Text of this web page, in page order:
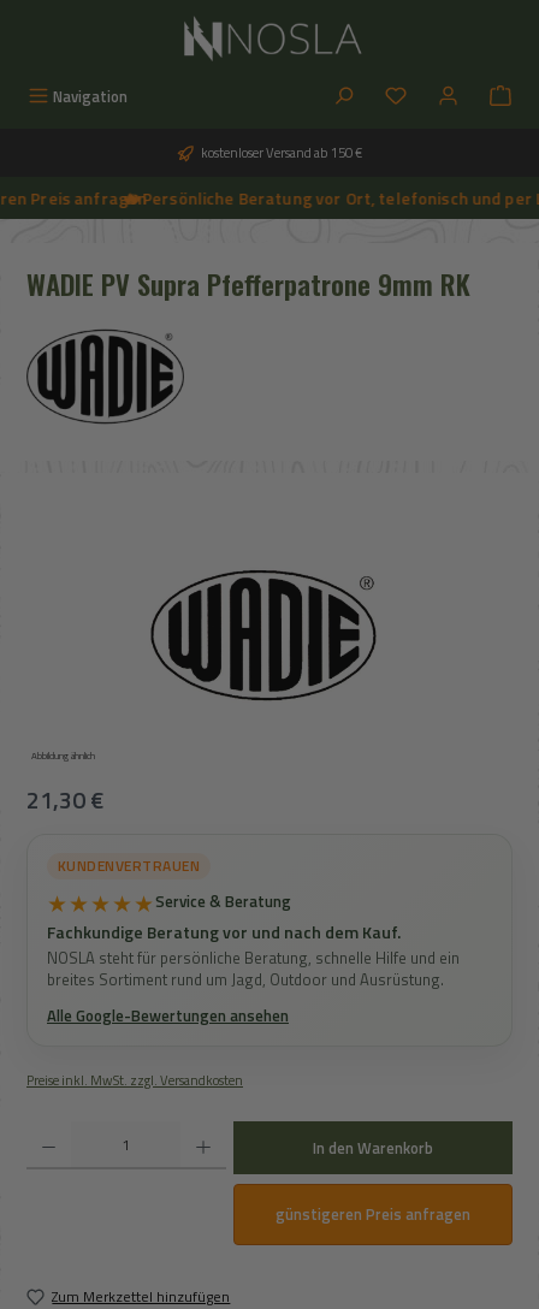
Navigation Du hast 0
kostenloser Versand ab 150 €
Preis anfragen
➔
🔥 Persönliche Beratung vor Ort, telefonisch und per
WADIE PV Supra Pfefferpatrone 9mm RK
Abbildung ähnlich
Regulärer Preis:
21,30 €
KUNDENVERTRAUEN
★★★★★Service & Beratung
Fachkundige Beratung vor und nach dem Kauf.
NOSLA steht für persönliche Beratung, schnelle Hilfe und ein
breites Sortiment rund um Jagd, Outdoor und Ausrüstung.
Alle Google-Bewertungen ansehen
Preise inkl. MwSt. zzgl. Versandkosten
In den Warenkorb
günstigeren Preis anfragen
Zum Merkzettel hinzufügen